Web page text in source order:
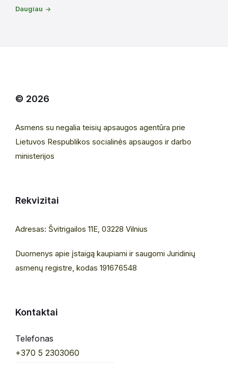
Daugiau
© 2026
Asmens su negalia teisių apsaugos agentūra prie
Lietuvos Respublikos socialinės apsaugos ir darbo
ministerijos
Rekvizitai
Adresas: Švitrigailos 11E, 03228 Vilnius
Duomenys apie įstaigą kaupiami ir saugomi Juridinių
asmenų registre, kodas 191676548
Kontaktai
Telefonas
+370 5 2303060